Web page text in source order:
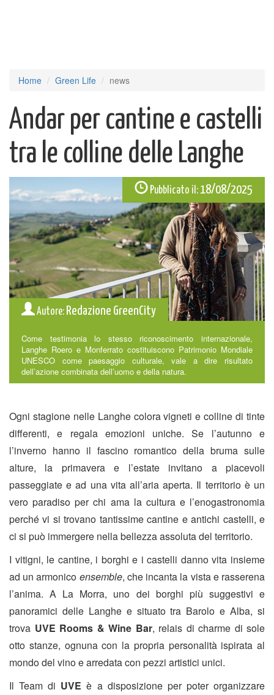
Home Green Life news
Andar per cantine e castelli
tra le colline delle Langhe
Pubblicato il:18/08/2025
Autore: Redazione GreenCity
Come testimonia lo stesso riconoscimento internazionale,
Langhe Roero e Monferrato costituiscono Patrimonio Mondiale
UNESCO come paesaggio culturale, vale a dire risultato
dell’azione combinata dell’uomo e della natura.
Ogni stagione nelle Langhe colora vigneti e colline di tinte
differenti, e regala emozioni uniche. Se l’autunno e
l’inverno hanno il fascino romantico della bruma sulle
alture, la primavera e l’estate invitano a piacevoli
passeggiate e ad una vita all’aria aperta. Il territorio è un
vero paradiso per chi ama la cultura e l’enogastronomia
perché vi si trovano tantissime cantine e antichi castelli, e
ci si può immergere nella bellezza assoluta del territorio.
I vitigni, le cantine, i borghi e i castelli danno vita insieme
ad un armonico ensemble, che incanta la vista e rasserena
l’anima. A La Morra, uno dei borghi più suggestivi e
panoramici delle Langhe e situato tra Barolo e Alba, si
trova UVE Rooms & Wine Bar, relais di charme di sole
otto stanze, ognuna con la propria personalità ispirata al
mondo del vino e arredata con pezzi artistici unici.
Il Team di UVE è a disposizione per poter organizzare